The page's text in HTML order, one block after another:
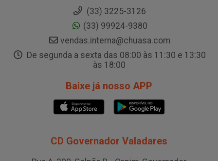
(33) 3225-3126
(33) 99924-9380
vendas.interna@chuasa.com
De segunda a sexta das 08:00 às 11:30 e 13:30
às 18:00
Baixe já nosso APP
CD Governador Valadares